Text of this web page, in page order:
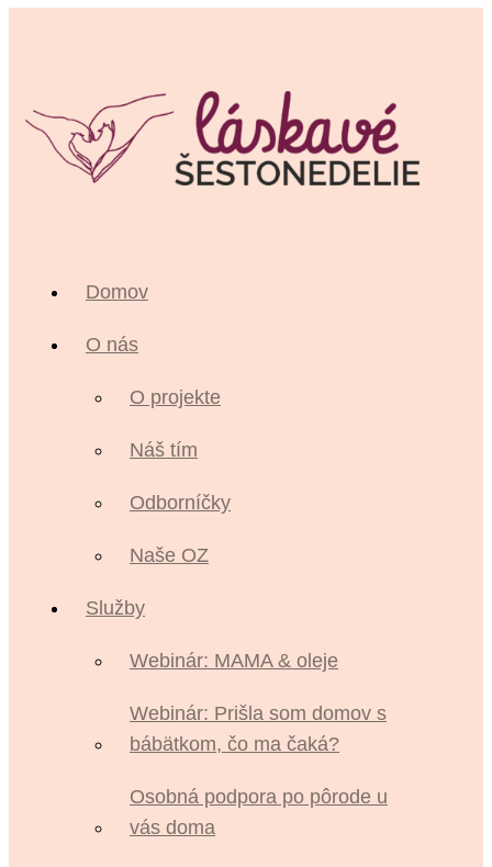
Domov
O nás
O projekte
Náš tím
Odborníčky
Naše OZ
Služby
Webinár: MAMA & oleje
Webinár: Prišla som domov s
bábätkom, čo ma čaká?
Osobná podpora po pôrode u
vás doma